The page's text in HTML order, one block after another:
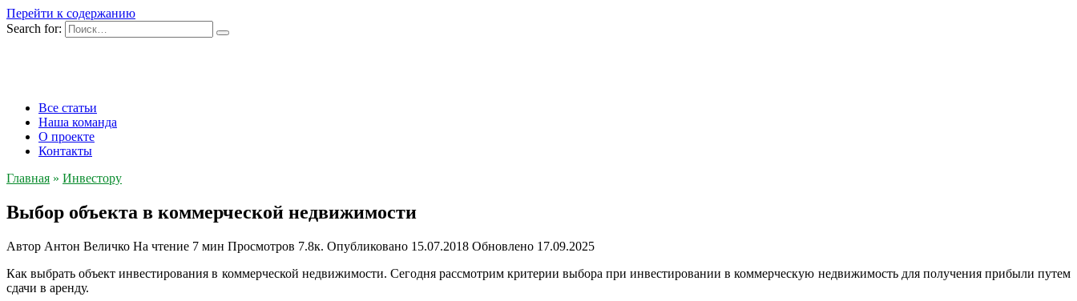
Перейти к содержанию
Search for:
Все статьи
Наша команда
О проекте
Контакты
Главная » Инвестору
Выбор объекта в коммерческой недвижимости
Автор Антон Величко На чтение 7 мин Просмотров 7.8к. Опубликовано 15.07.2018 Обновлено 17.09.2025
Как выбрать объект инвестирования в коммерческой недвижимости. Сегодня рассмотрим критерии выбора при инвестировании в коммерческую недвижимость для получения прибыли путем
сдачи в аренду.